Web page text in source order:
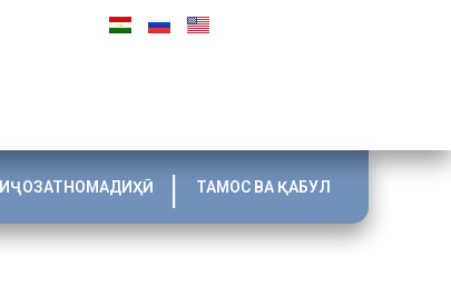
ИҶОЗАТНОМАДИҲӢ ТАМОС ВА ҚАБУЛ